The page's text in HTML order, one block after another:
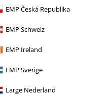
EMP Česká Republika
EMP Schweiz
EMP Ireland
EMP Sverige
Large Nederland
Midi-jurk